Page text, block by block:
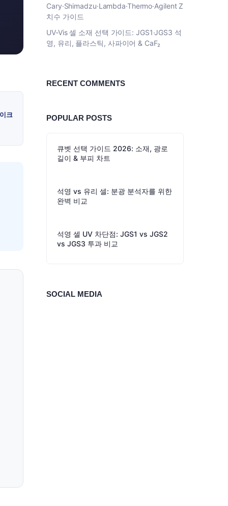
크
Cary·Shimadzu·Lambda·Thermo·Agilent Z
치수 가이드
UV-Vis 셀 소재 선택 가이드: JGS1·JGS3 석
영, 유리, 플라스틱, 사파이어 & CaF₂
RECENT COMMENTS
POPULAR POSTS
큐벳 선택 가이드 2026: 소재, 광로
길이 & 부피 차트
석영 vs 유리 셀: 분광 분석자를 위한
완벽 비교
석영 셀 UV 차단점: JGS1 vs JGS2
vs JGS3 투과 비교
SOCIAL MEDIA